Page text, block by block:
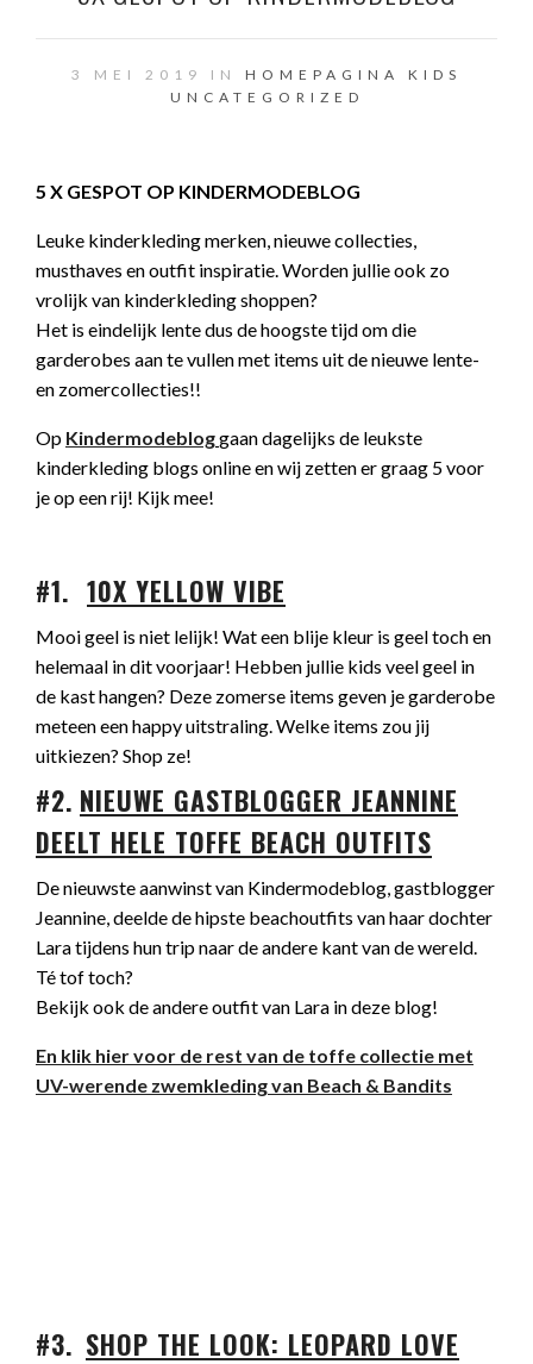
3 MEI 2019 IN HOMEPAGINA
KIDS
UNCATEGORIZED
5 X GESPOT OP KINDERMODEBLOG
Leuke kinderkleding merken, nieuwe collecties,
musthaves en outfit inspiratie. Worden jullie ook zo
vrolijk van kinderkleding shoppen?
Het is eindelijk lente dus de hoogste tijd om die
garderobes aan te vullen met items uit de nieuwe lente-
en zomercollecties!!
Op Kindermodebloggaan dagelijks de leukste
kinderkleding blogs online en wij zetten er graag 5 voor
je op een rij! Kijk mee!
#1. 10X YELLOW VIBE
Mooi geel is niet lelijk! Wat een blije kleur is geel toch en
helemaal in dit voorjaar! Hebben jullie kids veel geel in
de kast hangen? Deze zomerse items geven je garderobe
meteen een happy uitstraling. Welke items zou jij
uitkiezen? Shop ze!
#2. NIEUWE GASTBLOGGER JEANNINE
DEELT HELE TOFFE BEACH OUTFITS
De nieuwste aanwinst van Kindermodeblog, gastblogger
Jeannine, deelde de hipste beachoutfits van haar dochter
Lara tijdens hun trip naar de andere kant van de wereld.
Té tof toch?
Bekijk ook de andere outfit van Lara in deze blog!
En klik hier voor de rest van de toffe collectie met
UV-werende zwemkleding van Beach & Bandits
#3. SHOP THE LOOK: LEOPARD LOVE